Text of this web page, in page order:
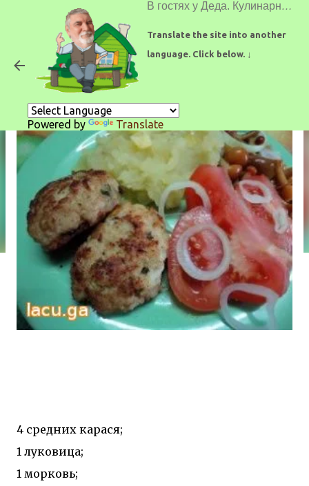
В гостях у Деда. Кулинарные рецепты.
Translate the site into another
language. Click below. ↓
Powered by Translate
Котлеты из карася
4 средних карася;
1 луковица;
1 морковь;